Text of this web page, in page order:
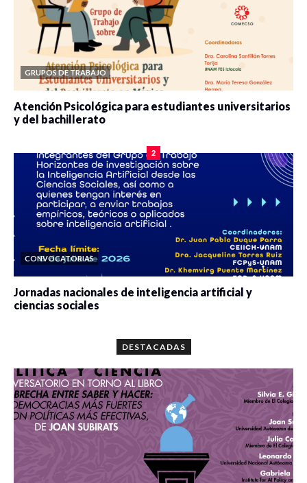
GRUPOS DE TRABAJO
Atención Psicológica para estudiantes universitarios
y del bachillerato
2
CONVOCATORIAS
Jornadas nacionales de inteligencia artificial y
ciencias sociales
DESTACADAS